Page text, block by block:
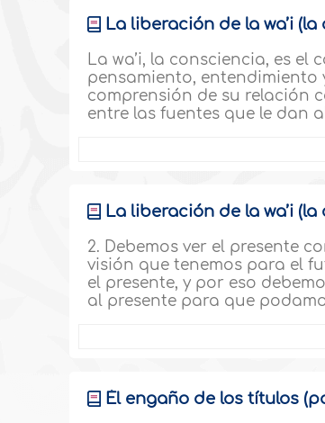
La liberación de la wa’i
La wa’i, la consciencia, es
pensamiento, entendimiento
comprensión de su relación
entre las fuentes que le dan
La liberación de la wa’i
2. Debemos ver el presente
visión que tenemos para el
el presente, y por eso
al presente para que
Él engaño de los títulos